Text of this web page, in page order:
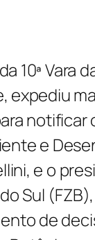
10ª Vara
expediu
notificar
e
e o
Sul
de